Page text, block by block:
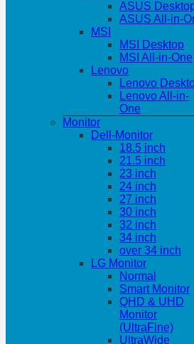
ASUS
ASUS All-in-
MSI
MSI Desktop
MSI All-in-One
Lenovo
Lenovo
Lenovo All-in-
One
Monitor
Dell-Monitor
18.5 inch
21.5 inch
23 inch
24 inch
27 inch
30 inch
32 inch
34 inch
over 34 inch
LG Monitor
Normal
Smart Monitor
QHD & UHD
Monitor
(UltraFine)
UltraWide